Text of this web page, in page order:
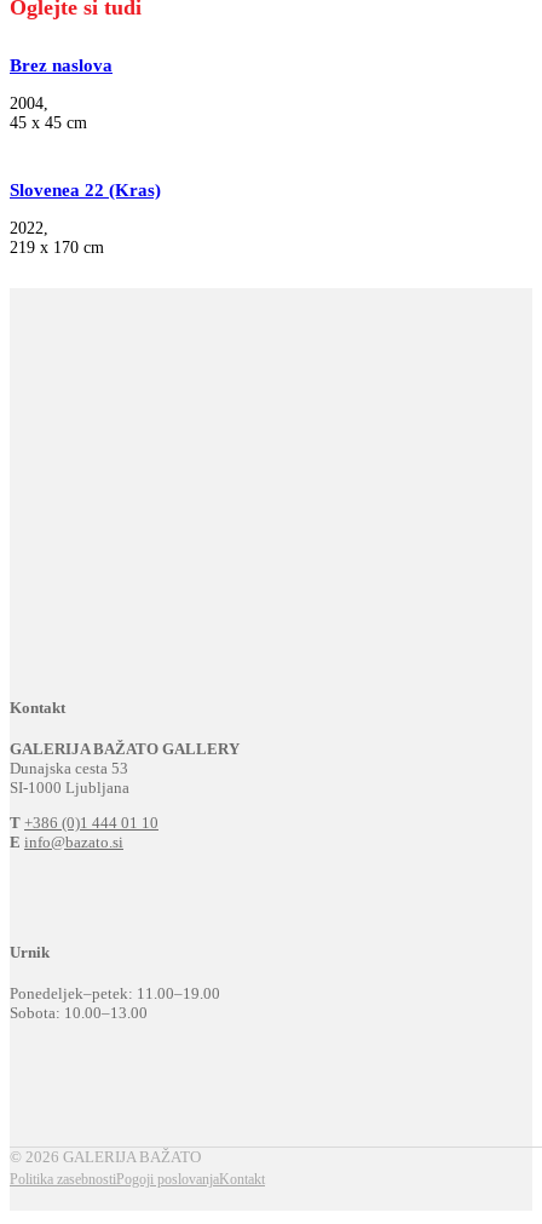
Oglejte si tudi
Brez naslova
2004,
45 x 45 cm
Slovenea 22 (Kras)
2022,
219 x 170 cm
Kontakt
GALERIJA BAŽATO GALLERY
Dunajska cesta 53
SI-1000 Ljubljana
T +386 (0)1 444 01 10
E info@bazato.si
Urnik
Ponedeljek–petek: 11.00–19.00
Sobota: 10.00–13.00
© 2026 GALERIJA BAŽATO
Politika zasebnosti Pogoji poslovanja Kontakt